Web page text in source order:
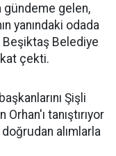
gündeme gelen,
yanındaki odada
Beşiktaş Belediye
çekti.
Şişli
tanıştırıyor
alımlarla